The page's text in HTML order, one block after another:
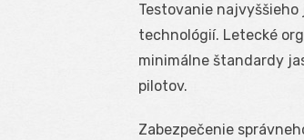
Testovanie
technológií. Letecké
minimálne štandardy
pilotov.
Zabezpečenie